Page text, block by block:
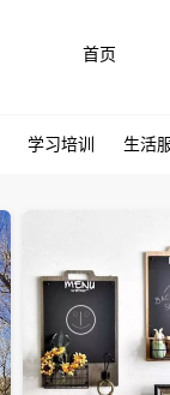
首页
学习培训 生活